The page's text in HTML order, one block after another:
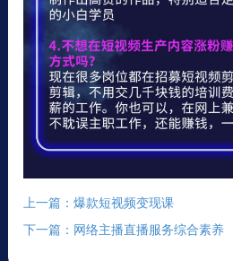
上一篇：爆款短视频变现课
下一篇：网络主播直播服务综合素养